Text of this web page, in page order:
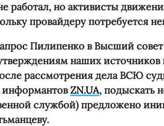
работал, но активисты
провайдеру потребуется
Пилипенко в Высший
наших источников
рассмотрения дела ВСЮ
информантовZN.UA, подыскать
службой) предложено